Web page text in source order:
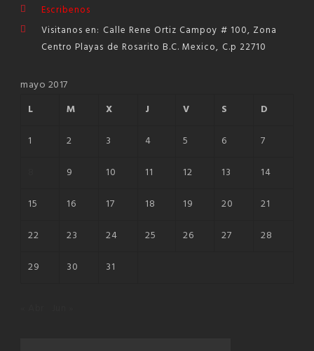
Escribenos
Visitanos en: Calle Rene Ortiz Campoy # 100, Zona
Centro Playas de Rosarito B.C. Mexico, C.p 22710
mayo 2017
L
M X J V S
D
1
2 3 4 5 6
7
9 10 11 12 13
14
15
16 17 18 19 20
21
22
23 24 25 26 27
28
29
30 31